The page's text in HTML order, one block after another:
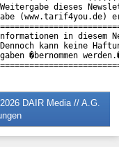
dieses
(www.tarif4you.de)
in diesem
kann keine
�bernommen
DAIR Media // A.G.